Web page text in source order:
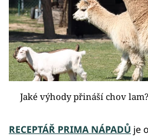
Jaké výhody přináší chov lam?
RECEPTÁŘ PRIMA NÁPADŮ je